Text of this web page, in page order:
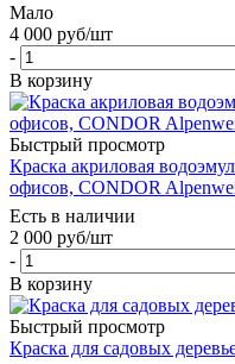
Мало
4 000 руб/шт
-
В корзину
Быстрый просмотр
Краска акриловая
офисов, CONDOR
Есть в наличии
2 000 руб/шт
-
В корзину
Быстрый просмотр
Краска для садовых